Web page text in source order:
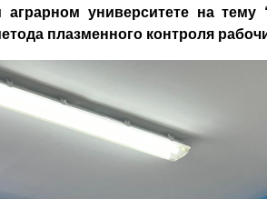
аграрном университете на тему
плазменного контроля